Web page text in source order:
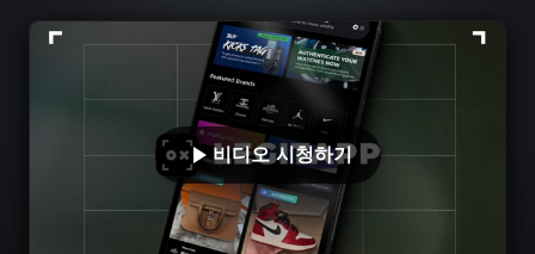
비디오 시청하기